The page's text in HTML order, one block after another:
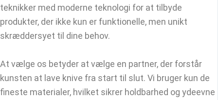
teknikker med moderne teknologi for at tilbyde
produkter, der ikke kun er funktionelle, men unikt
skræddersyet til dine behov.
At vælge os betyder at vælge en partner, der forstår
kunsten at lave knive fra start til slut. Vi bruger kun de
fineste materialer, hvilket sikrer holdbarhed og ydeevne